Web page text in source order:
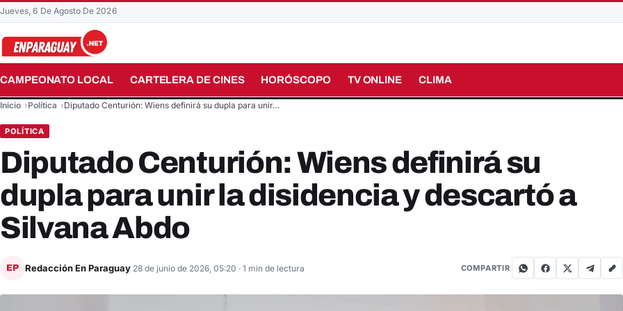
Jueves, 6 De Agosto De 2026
CAMPEONATO LOCAL CARTELERA DE CINES HORÓSCOPO TV ONLINE CLIMA
Buscar en el sitio
Inicio Política Diputado Centurión: Wiens definirá su dupla para unir…
POLÍTICA
Diputado Centurión: Wiens definirá su
dupla para unir la disidencia y descartó a
Silvana Abdo
EP Redacción En Paraguay 28 de junio de 2026, 05:20 · 1 min de lectura COMPARTIR